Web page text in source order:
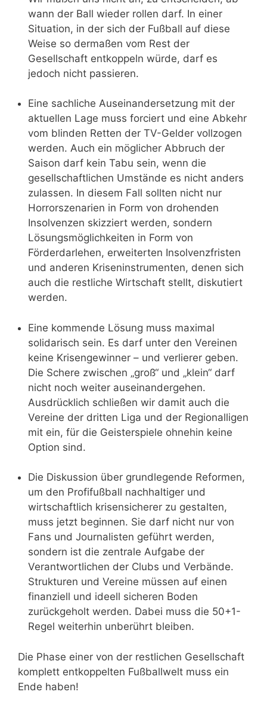
wann der Ball wieder rollen darf. In einer
Situation, in der sich der Fußball auf diese
Weise so dermaßen vom Rest der
Gesellschaft entkoppeln würde, darf es
jedoch nicht passieren.
Eine sachliche Auseinandersetzung mit der
aktuellen Lage muss forciert und eine Abkehr
vom blinden Retten der TV-Gelder vollzogen
werden. Auch ein möglicher Abbruch der
Saison darf kein Tabu sein, wenn die
gesellschaftlichen Umstände es nicht anders
zulassen. In diesem Fall sollten nicht nur
Horrorszenarien in Form von drohenden
Insolvenzen skizziert werden, sondern
Lösungsmöglichkeiten in Form von
Förderdarlehen, erweiterten Insolvenzfristen
und anderen Kriseninstrumenten, denen sich
auch die restliche Wirtschaft stellt, diskutiert
werden.
Eine kommende Lösung muss maximal
solidarisch sein. Es darf unter den Vereinen
keine Krisengewinner – und verlierer geben.
Die Schere zwischen „groß“ und „klein“ darf
nicht noch weiter auseinandergehen.
Ausdrücklich schließen wir damit auch die
Vereine der dritten Liga und der Regionalligen
mit ein, für die Geisterspiele ohnehin keine
Option sind.
Die Diskussion über grundlegende Reformen,
um den Profifußball nachhaltiger und
wirtschaftlich krisensicherer zu gestalten,
muss jetzt beginnen. Sie darf nicht nur von
Fans und Journalisten geführt werden,
sondern ist die zentrale Aufgabe der
Verantwortlichen der Clubs und Verbände.
Strukturen und Vereine müssen auf einen
finanziell und ideell sicheren Boden
zurückgeholt werden. Dabei muss die 50+1-
Regel weiterhin unberührt bleiben.
Die Phase einer von der restlichen Gesellschaft
komplett entkoppelten Fußballwelt muss ein
Ende haben!